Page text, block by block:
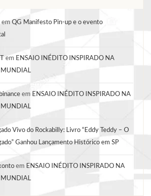
em QG Manifesto Pin-up e o evento
em ENSAIO INÉDITO INSPIRADO NA
MUNDIAL
em ENSAIO INÉDITO INSPIRADO NA
MUNDIAL
Vivo do Rockabilly: Livro “Eddy Teddy – O
Ganhou Lançamento Histórico em SP
em ENSAIO INÉDITO INSPIRADO NA
MUNDIAL